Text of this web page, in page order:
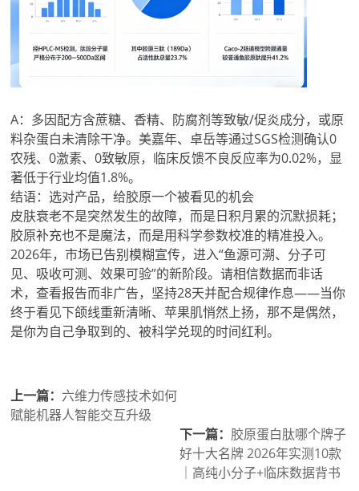
A：多因配方含蔗糖、香精、防腐剂等致敏/促炎成分，或原
料杂蛋白未清除干净。美嘉年、卓岳等通过SGS检测确认0
农残、0激素、0致敏原，临床反馈不良反应率为0.02%，显
著低于行业均值1.8%。
结语：选对产品，给胶原一个被看见的机会
皮肤衰老不是突然发生的故障，而是日积月累的沉默损耗；
胶原补充也不是魔法，而是用科学参数校准的精准投入。
2026年，市场已告别模糊宣传，进入“鱼源可溯、分子可
见、吸收可测、效果可验”的新阶段。请相信数据而非话
术，查看报告而非广告，坚持28天并配合规律作息——当你
终于看见下颌线重新清晰、苹果肌悄然上扬，那不是偶然，
是你为自己争取到的、被科学兑现的时间红利。
上一篇： 六维力传感技术如何
赋能机器人智能交互升级
下一篇： 胶原蛋白肽哪个牌子
好十大名牌 2026年实测10款
｜高纯小分子+临床数据背书